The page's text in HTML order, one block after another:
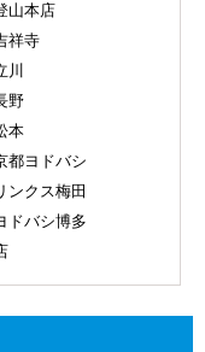
本店
祥寺
野
本
ヨドバシ
クス梅田
バシ博多